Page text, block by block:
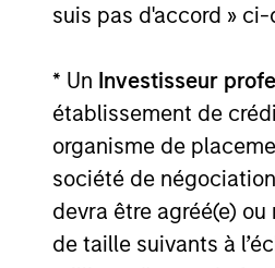
suis pas d'accord »
* Un Investisseur
établissement de
organisme de
société de
devra être agréé(e)
de taille suivants à
V.L.
Les
peuvent
performance
en compte les